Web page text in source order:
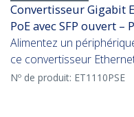
Convertisseur Gigabit
PoE avec SFP ouvert –
Alimentez un
ce convertisseur
Nº de produit: ET1110PSE